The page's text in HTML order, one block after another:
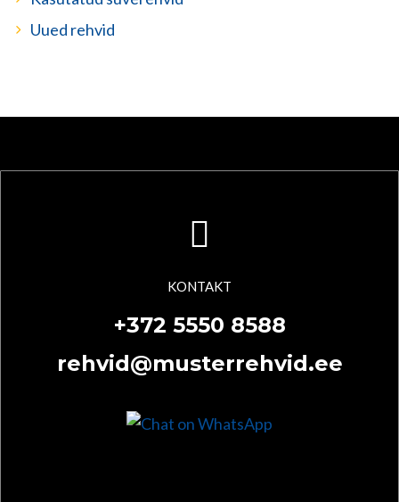
Uued rehvid
KONTAKT
+372 5550 8588
rehvid@musterrehvid.ee